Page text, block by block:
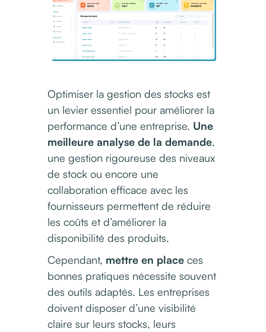
Optimiser la gestion des stocks est
un levier essentiel pour améliorer la
performance d’une entreprise. Une
meilleure analyse de la demande,
une gestion rigoureuse des niveaux
de stock ou encore une
collaboration efficace avec les
fournisseurs permettent de réduire
les coûts et d’améliorer la
disponibilité des produits.
Cependant, mettre en place ces
bonnes pratiques nécessite souvent
des outils adaptés. Les entreprises
doivent disposer d’une visibilité
claire sur leurs stocks, leurs